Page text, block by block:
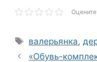
Метки
валерьянка,
«Обувь-